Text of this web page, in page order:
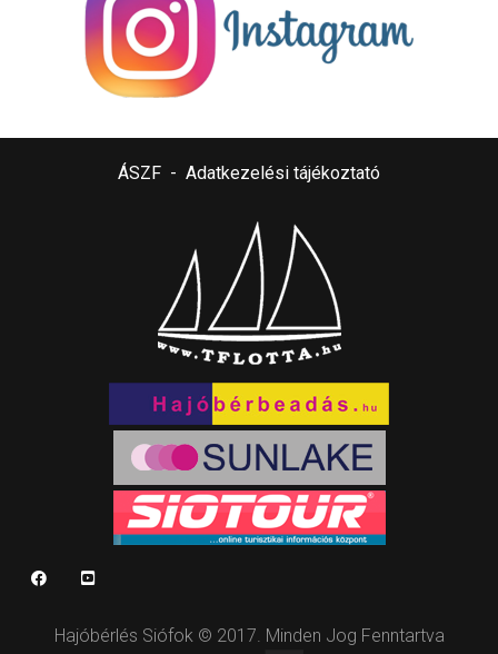
ÁSZF - Adatkezelési tájékoztató
Hajóbérlés Siófok © 2017. Minden Jog Fenntartva